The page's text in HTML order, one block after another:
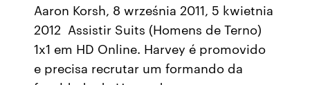
Aaron Korsh, 8 września 2011, 5 kwietnia
2012 Assistir Suits (Homens de Terno)
1x1 em HD Online. Harvey é promovido
e precisa recrutar um formando da